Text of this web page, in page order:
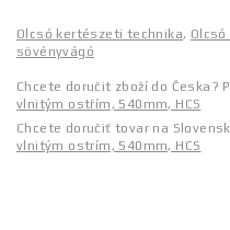
Olcsó kertészeti technika,
sövényvágó
Chcete doručit zboží do Česka?
vlnitým ostřím, 540mm, HCS
Chcete doručiť tovar na
vlnitým ostrím, 540mm, HCS